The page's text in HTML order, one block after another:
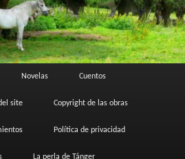
Novelas Cuentos
site Copyright de las obras
Política de privacidad
La perla de Tánger